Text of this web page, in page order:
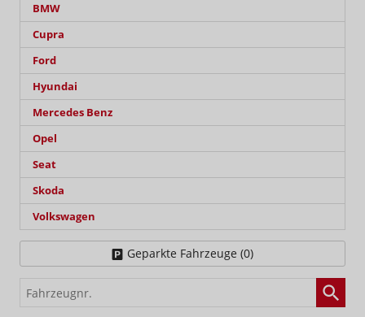
BMW
Cupra
Ford
Hyundai
Mercedes Benz
Opel
Seat
Skoda
Volkswagen
Geparkte Fahrzeuge (0)
Fahrzeugnr.